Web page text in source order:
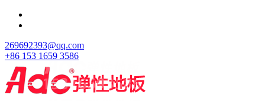
文
269692393@qq.com
+86 153 1659 3586